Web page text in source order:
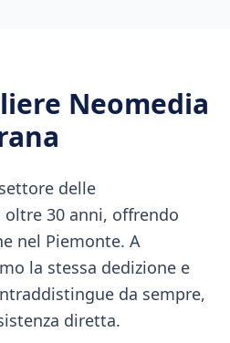
Neomedia
delle
30 anni, offrendo
nel Piemonte. A
la stessa dedizione e
da sempre,
diretta.